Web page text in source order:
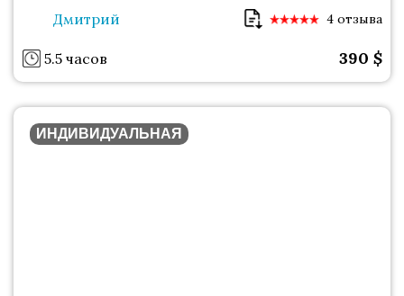
Дмитрий 4 отзыва
5.5 часов 390 $
ИНДИВИДУАЛЬНАЯ